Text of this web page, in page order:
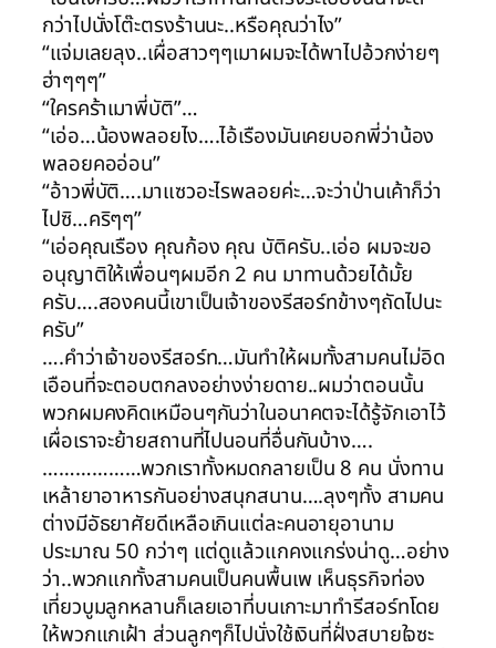
กว่าไปนั่งโต๊ะตรงร้านนะ..หรือคุณว่าไง”
“แจ่มเลยลุง..เผื่อสาวๆๆเมาผมจะได้พาไปอ้วกง่ายๆ
ฮ่าๆๆๆ”
“ใครคร้าเมาพี่บัติ”…
“เอ่อ…น้องพลอยไง….ไอ้เรืองมันเคยบอกพี่ว่าน้อง
พลอยคออ่อน”
“อ้าวพี่บัติ….มาแซวอะไรพลอยค่ะ…จะว่าป่านเค้าก็ว่า
ไปซิ…คริๆๆ”
“เอ่อคุณเรือง คุณก้อง คุณ บัติครับ..เอ่อ ผมจะขอ
อนุญาติให้เพื่อนๆผมอีก 2 คน มาทานด้วยได้มั้ย
ครับ….สองคนนี้เขาเป็นเจ้าของรีสอร์ทข้างๆถัดไปนะ
ครับ”
….คำว่าเจ้าของรีสอร์ท…มันทำให้ผมทั้งสามคนไม่อิด
เอือนที่จะตอบตกลงอย่างง่ายดาย..ผมว่าตอนนั้น
พวกผมคงคิดเหมือนๆกันว่าในอนาคตจะได้รู้จักเอาไว้
เผื่อเราจะย้ายสถานที่ไปนอนที่อื่นกันบ้าง….
………………พวกเราทั้งหมดกลายเป็น 8 คน นั่งทาน
เหล้ายาอาหารกันอย่างสนุกสนาน….ลุงๆทั้ง สามคน
ต่างมีอัธยาศัยดีเหลือเกินแต่ละคนอายุอานาม
ประมาณ 50 กว่าๆ แต่ดูแล้วแกคงแกร่งน่าดู…อย่าง
ว่า..พวกแกทั้งสามคนเป็นคนพื้นเพ เห็นธุรกิจท่อง
เที่ยวบูมลูกหลานก็เลยเอาที่บนเกาะมาทำรีสอร์ทโดย
ให้พวกแกเฝ้า ส่วนลูกๆก็ไปนั่งใช้เงินที่ฝั่งสบายใจซะ